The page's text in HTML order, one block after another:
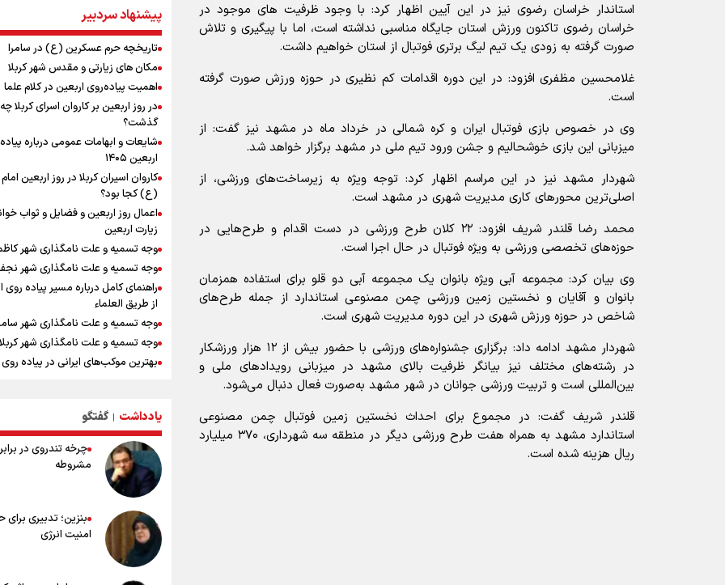
استاندار خراسان رضوی نیز در این آیین اظهار کرد: با وجود ظرفیت های موجود در
خراسان رضوی تاکنون ورزش استان جایگاه مناسبی نداشته است، اما با پیگیری و تلاش
صورت گرفته به زودی یک تیم لیگ برتری فوتبال از استان خواهیم داشت.
غلامحسین مظفری افزود: در این دوره اقدامات کم نظیری در حوزه ورزش صورت گرفته
است.
وی در خصوص بازی فوتبال ایران و کره شمالی در خرداد ماه در مشهد نیز گفت: از
میزبانی این بازی خوشحالیم و جشن ورود تیم ملی در مشهد برگزار خواهد شد.
شهردار مشهد نیز در این مراسم اظهار کرد: توجه ویژه به زیرساخت‌های ورزشی، از
اصلی‌ترین محورهای کاری مدیریت شهری در مشهد است.
محمد رضا قلندر شریف افزود: ۲۲ کلان طرح ورزشی در دست اقدام و طرح‌هایی در
حوزه‌های تخصصی ورزشی به‌ ویژه فوتبال در حال اجرا است.
وی بیان کرد: مجموعه آبی ویژه بانوان یک مجموعه آبی دو قلو برای استفاده همزمان
بانوان و آقایان و نخستین زمین ورزشی چمن مصنوعی استاندارد از جمله طرح‌های
شاخص در حوزه ورزش شهری در این دوره مدیریت شهری است.
شهردار مشهد ادامه داد: برگزاری جشنواره‌های ورزشی با حضور بیش از ۱۲ هزار ورزشکار
در رشته‌های مختلف نیز بیانگر ظرفیت بالای مشهد در میزبانی رویدادهای ملی و
بین‌المللی است و تربیت ورزشی جوانان در شهر مشهد به‌صورت فعال دنبال می‌شود.
قلندر شریف گفت: در مجموع برای احداث نخستین زمین فوتبال چمن مصنوعی
استاندارد مشهد به همراه هفت طرح ورزشی دیگر در منطقه سه شهرداری، ۳۷۰ میلیارد
ریال هزینه شده است.
پزشکیان: فلسطین هرگز از اولویت
خارجی ایران خارج نخواهد شد/ از
رهبران فلسطینی در روند مذاکرات
می‌کنیم
پیش‌بینی قیمت دلار و طلا
انتظار سیگنال هرمز / دلار عقب‌نشینی
یا طلا صعودی می‌ماند؟
عملیات تجهیز کتابخانه روستای هدف
گردشگری ریاب به پایان رسید
ترس نتانیاهو از ترور
فرود یک بالگرد در بیمارستان رمبام
اشغالی در پی هلاکت ۲ نظامی
زخمی شدن ۷ نظامی دیگر
ارتش صهیونیستی زمین‌های کشاورزی
جنوب لبنان را به آتش کشید
چه کسی باید قیمت‌ها را تعیین کند؟
بازگشت روان دو میلیون و هشتصد
اربعین از مرزهای شش‌گانه
زائران اربعین حسینی در مرز تمرچین
ایران آقای بلامنازع تنگه هرمز
وزیر خارجه مصر: رژیم اسراییل بدون
مستمری مددجویان کفاف زندگی را
/ حمایت از ۱۹هزار زن‌ سرپرست خانوار
پیشنهاد سردبیر
تاریخچه حرم عسکرین (ع) در سامرا
مکان های زیارتی و مقدس شهر کربلا
اهمیت پیاده‌روی اربعین در کلام علما
در روز اربعین بر کاروان اسرای کربلا چه
گذشت؟
شایعات و ابهامات عمومی درباره
اربعین ۱۴۰۵
کاروان اسیران کربلا در روز اربعین
(ع) کجا بود؟
اعمال روز اربعین و فضایل و ثواب
زیارت اربعین
وجه تسمیه و علت نامگذاری شهر
وجه تسمیه و علت نامگذاری شهر
راهنمای کامل درباره مسیر پیاده روی
از طریق العلماء
وجه تسمیه و علت نامگذاری شهر
وجه تسمیه و علت نامگذاری شهر کربلا
بهترین موکب‌های ایرانی در پیاده
پیاده روی اربعین
خطرات پیاده روی اربعین/ ۷
سفری ایمن و معنوی
۲۰ نکته دوستانه درباره پیاده روی
عراقی ها
۸۰ توصیه کاربردی برای ۸۰
اربعین
توصیه های کاربردی برای زائران در
اربعین
یادداشت | گفتگو
چرخه تندروی در
مشروطه
بنزین؛ تدبیری
امنیت انرژی